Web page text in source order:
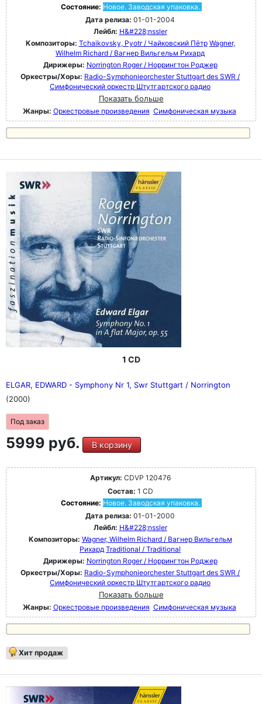
Состояние: Новое. Заводская упаковка.
Дата релиза: 01-01-2004
Лейбл: H&#228;nssler
Композиторы: Tchaikovsky, Pyotr / Чайковский Пётр Wagner,
Wilhelm Richard / Вагнер Вильгельм Рихард
Дирижеры: Norrington Roger / Норрингтон Роджер
Оркестры/Хоры: Radio-Symphonieorchester Stuttgart des SWR /
Симфонический оркестр Штутгартского радио
Показать больше
Жанры: Оркестровые произведения Симфоническая музыка
1 CD
ELGAR, EDWARD - Symphony Nr 1, Swr Stuttgart / Norrington
(2000)
Под заказ
5999 руб. В корзину
Артикул: CDVP 120476
Состав: 1 CD
Состояние: Новое. Заводская упаковка.
Дата релиза: 01-01-2000
Лейбл: H&#228;nssler
Композиторы: Wagner, Wilhelm Richard / Вагнер Вильгельм
Рихард Traditional / Traditional
Дирижеры: Norrington Roger / Норрингтон Роджер
Оркестры/Хоры: Radio-Symphonieorchester Stuttgart des SWR /
Симфонический оркестр Штутгартского радио
Показать больше
Жанры: Оркестровые произведения Симфоническая музыка
Хит продаж